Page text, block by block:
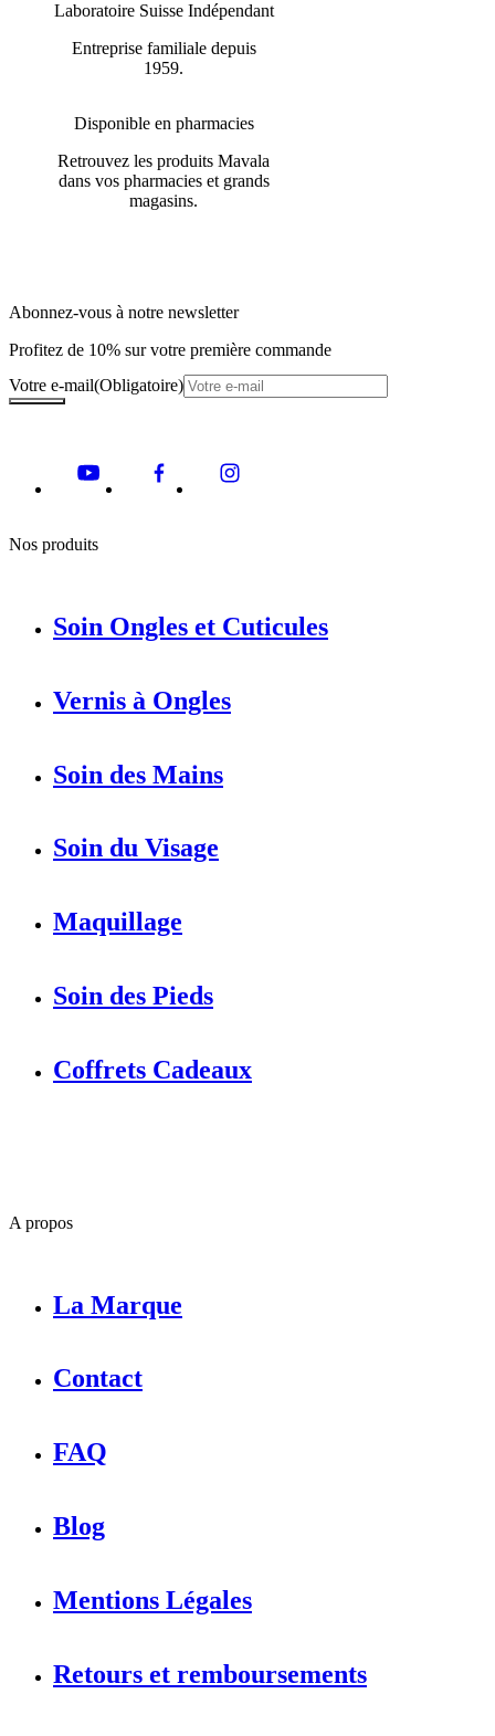
Laboratoire Suisse Indépendant
Entreprise familiale depuis
1959.
Disponible en pharmacies
Retrouvez les produits Mavala
dans vos pharmacies et grands
magasins.
Abonnez-vous à notre newsletter
Profitez de 10% sur votre première commande
Votre e-mail(Obligatoire)
Nos produits
Soin Ongles et Cuticules
Vernis à Ongles
Soin des Mains
Soin du Visage
Maquillage
Soin des Pieds
Coffrets Cadeaux
A propos
La Marque
Contact
FAQ
Blog
Mentions Légales
Retours et remboursements